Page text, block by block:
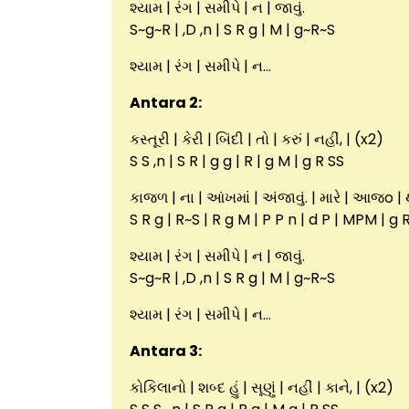
શ્યામ | રંગ | સમીપે | ન | જાવું.
S~g~R | ,D ,n | S R g | M | g~R~S
શ્યામ | રંગ | સમીપે | ન…
Antara 2:
કસ્તૂરી | કેરી | બિંદી | તો | કરું | નહીં, | (x2)
S S ,n | S R | g g | R | g M | g R SS
કાજળ | ના | આંખમાં | અંજાવું. | મારે | આજo |
S R g | R~S | R g M | P P n | d P | MPM | g R
શ્યામ | રંગ | સમીપે | ન | જાવું.
S~g~R | ,D ,n | S R g | M | g~R~S
શ્યામ | રંગ | સમીપે | ન…
Antara 3:
કોકિલાનો | શબ્દ હું | સૂણું | નહીં | કાને, | (x2)